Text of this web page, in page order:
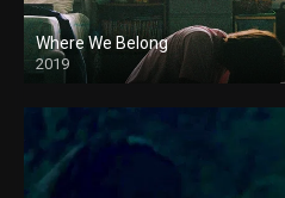
Where We Belong
2019